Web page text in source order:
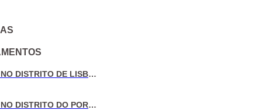
VENDA DE MORADIAS NO DISTRITO DE LISBOA
VENDA DE MORADIAS NO DISTRITO DO PORTO